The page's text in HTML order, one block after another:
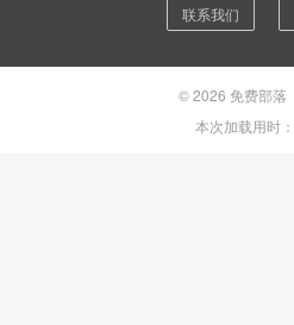
联系我们
© 2026 免费部落
本次加载用时